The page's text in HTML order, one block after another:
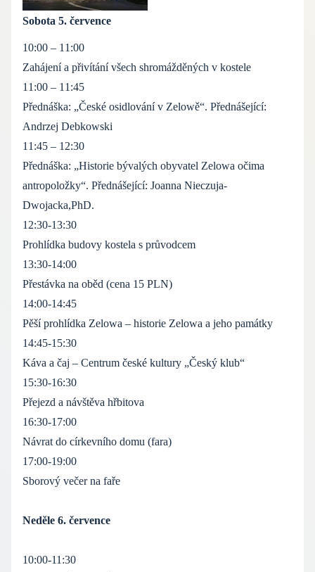
Sobota 5. července
10:00 – 11:00
Zahájení a přivítání všech shromážděných v kostele
11:00 – 11:45
Přednáška: „České osidlování v Zelowě“. Přednášející:
Andrzej Debkowski
11:45 – 12:30
Přednáška: „Historie bývalých obyvatel Zelowa očima
antropoložky“. Přednášející: Joanna Nieczuja-
Dwojacka,PhD.
12:30-13:30
Prohlídka budovy kostela s průvodcem
13:30-14:00
Přestávka na oběd (cena 15 PLN)
14:00-14:45
Pěší prohlídka Zelowa – historie Zelowa a jeho památky
14:45-15:30
Káva a čaj – Centrum české kultury „Český klub“
15:30-16:30
Přejezd a návštěva hřbitova
16:30-17:00
Návrat do církevního domu (fara)
17:00-19:00
Sborový večer na faře
Neděle 6. července
10:00-11:30